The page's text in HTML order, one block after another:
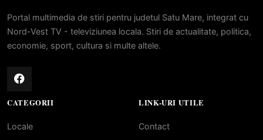
Portal multimedia de stiri pentru judetul Satu Mare, integrat cu
Nord-Vest TV - televiziunea locala. Stiri de actualitate, politica,
economie, sport, cultura si multe altele.
CATEGORII
Locale
LINK-URI UTILE
Contact